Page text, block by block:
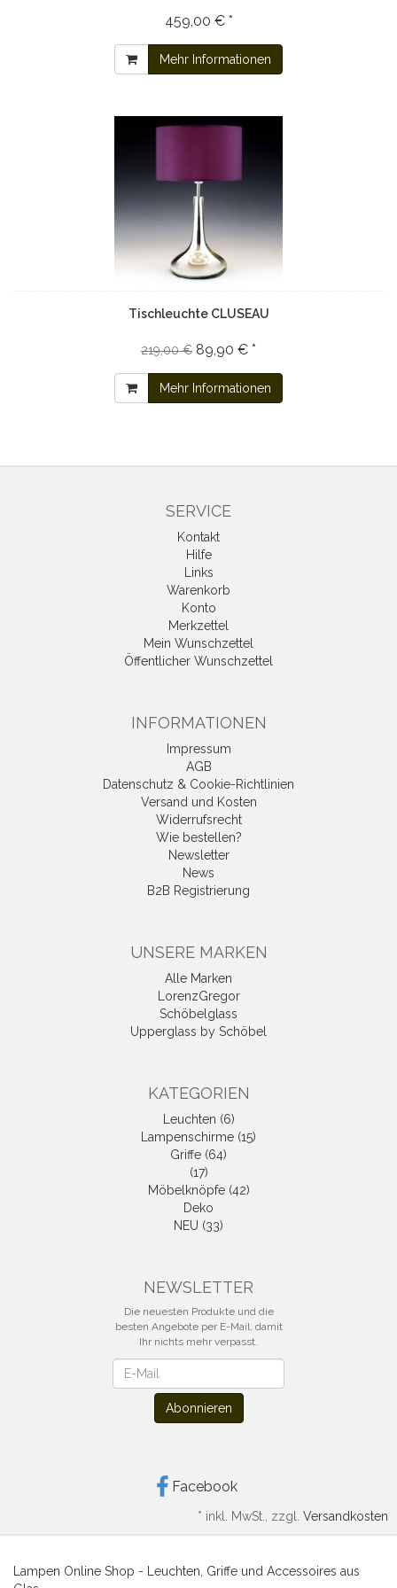
459,00 € *
Mehr Informationen
Tischleuchte CLUSEAU
219,00 € 89,90 € *
Mehr Informationen
SERVICE
Kontakt
Hilfe
Links
Warenkorb
Konto
Merkzettel
Mein Wunschzettel
Öffentlicher Wunschzettel
INFORMATIONEN
Impressum
AGB
Datenschutz & Cookie-Richtlinien
Versand und Kosten
Widerrufsrecht
Wie bestellen?
Newsletter
News
B2B Registrierung
UNSERE MARKEN
Alle Marken
LorenzGregor
Schöbelglass
Upperglass by Schöbel
KATEGORIEN
Leuchten (6)
Lampenschirme (15)
Griffe (64)
(17)
Möbelknöpfe (42)
Deko
NEU (33)
NEWSLETTER
Die neuesten Produkte und die
besten Angebote per E-Mail, damit
Ihr nichts mehr verpasst.
Abonnieren
Facebook
* inkl. MwSt., zzgl. Versandkosten
Lampen Online Shop - Leuchten, Griffe und Accessoires aus